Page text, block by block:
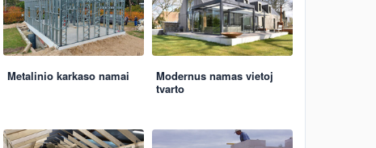
Metalinio karkaso namai
Modernus namas vietoj
tvarto